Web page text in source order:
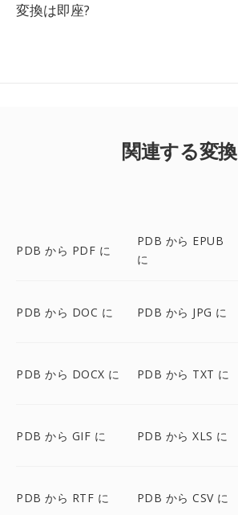
変換は即座?
関連する変換
PDB から PDF に
PDB から EPUB
に
PDB から DOC に PDB から JPG に
PDB から DOCX に PDB から TXT に
PDB から GIF に PDB から XLS に
PDB から RTF に PDB から CSV に